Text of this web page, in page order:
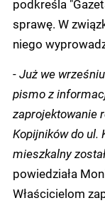
podkreśla
sprawę. W
niego
-Już we
pismo z
zaprojektowanie
Kopijników do ul.
mieszkalny
powiedziała
Właścicielom